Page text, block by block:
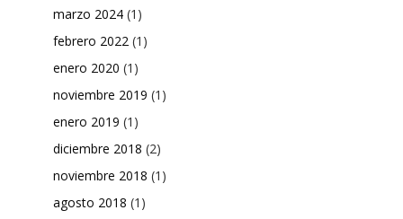
marzo 2024 (1)
febrero 2022 (1)
enero 2020 (1)
noviembre 2019 (1)
enero 2019 (1)
diciembre 2018 (2)
noviembre 2018 (1)
agosto 2018 (1)